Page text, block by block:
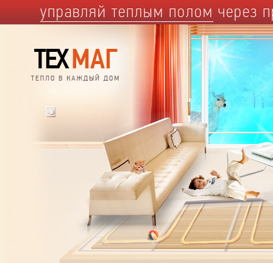
управляй теплым поломчерез